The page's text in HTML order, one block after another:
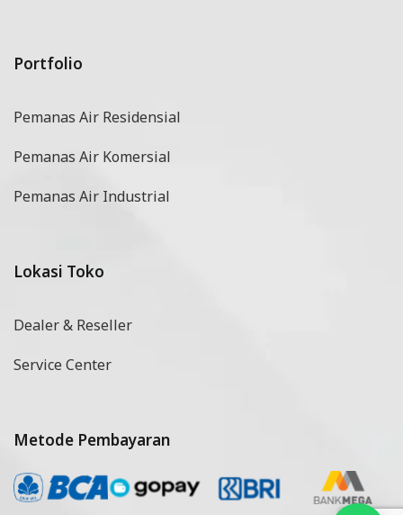
Portfolio
Pemanas Air Residensial
Pemanas Air Komersial
Pemanas Air Industrial
Lokasi Toko
Dealer & Reseller
Service Center
Metode Pembayaran